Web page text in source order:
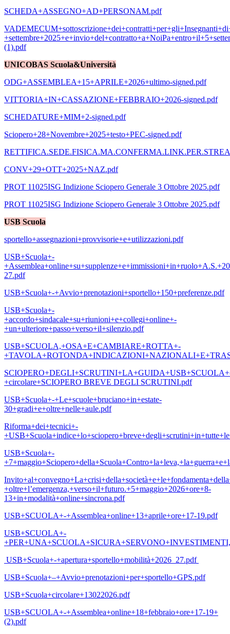
SCHEDA+ASSEGNO+AD+PERSONAM.pdf
(1).pdf
UNICOBAS Scuola&Università
ODG+ASSEMBLEA+15+APRILE+2026+ultimo-signed.pdf
VITTORIA+IN+CASSAZIONE+FEBBRAIO+2026-signed.pdf
SCHEDATURE+MIM+2-signed.pdf
Sciopero+28+Novembre+2025+testo+PEC-signed.pdf
CONV+29+OTT+2025+NAZ.pdf
PROT 11025ISG Indizione Sciopero Generale 3 Ottobre 2025.pdf
PROT 11025ISG Indizione Sciopero Generale 3 Ottobre 2025.pdf
USB Scuola
sportello+assegnazioni+provvisorie+e+utilizzazioni.pdf
USB+Scuola+-
27.pdf
USB+Scuola+-+Avvio+prenotazioni+sportello+150+preferenze.pdf
USB+Scuola+-
+accordo+sindacale+su+riunioni+e+collegi+online+-
+un+ulteriore+passo+verso+il+silenzio.pdf
USB+SCUOLA,+OSA+E+CAMBIARE+ROTTA+-
+circolare+SCIOPERO BREVE DEGLI SCRUTINI.pdf
USB+Scuola+-+Le+scuole+bruciano+in+estate-
30+gradi+e+oltre+nelle+aule.pdf
Riforma+dei+tecnici+-
USB+Scuola+-
+oltre+l’emergenza,+verso+il+futuro.+5+maggio+2026+ore+8-
13+in+modalità+online+sincrona.pdf
USB+SCUOLA+-+Assemblea+online+13+aprile+ore+17-19.pdf
USB+SCUOLA+-
USB+Scuola+-+apertura+sportello+mobilità+2026_27.pdf
USB+Scuola+–+Avvio+prenotazioni+per+sportello+GPS.pdf
USB+Scuola+circolare+13022026.pdf
USB+SCUOLA+-+Assemblea+online+18+febbraio+ore+17-19+
(2).pdf